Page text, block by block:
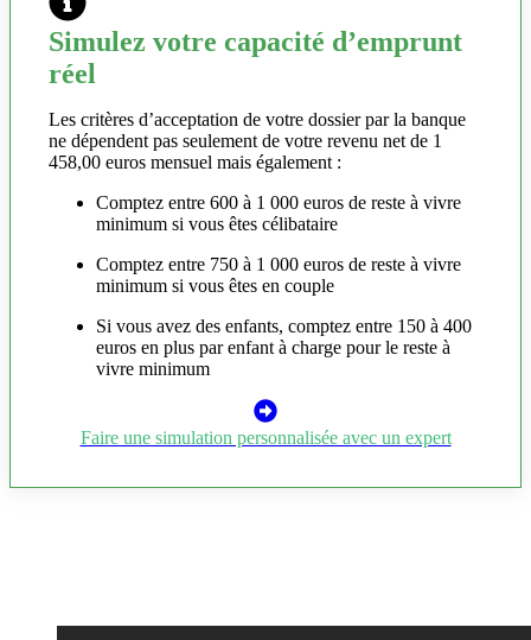
Simulez votre capacité d’emprunt
réel
Les critères d’acceptation de votre dossier par la banque
ne dépendent pas seulement de votre revenu net de 1
458,00 euros mensuel mais également :
Comptez entre 600 à 1 000 euros de reste à vivre
minimum si vous êtes célibataire
Comptez entre 750 à 1 000 euros de reste à vivre
minimum si vous êtes en couple
Si vous avez des enfants, comptez entre 150 à 400
euros en plus par enfant à charge pour le reste à
vivre minimum
Faire une simulation personnalisée avec un expert